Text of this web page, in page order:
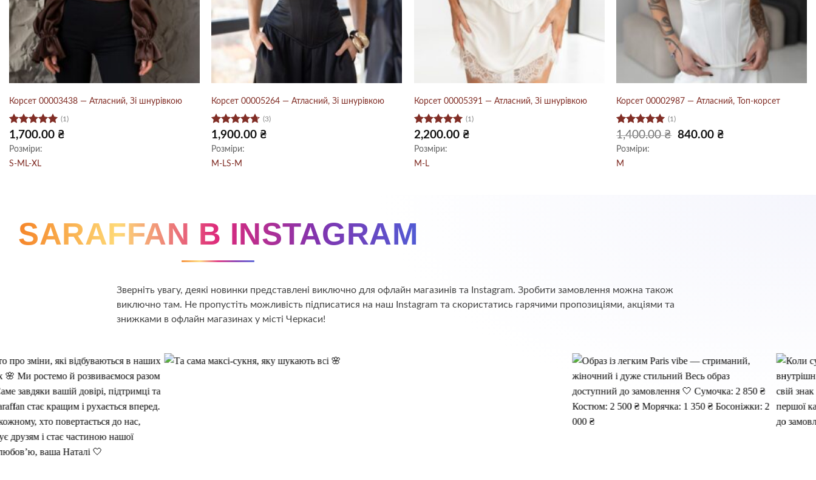
Корсет 00003438 — Атласний, Зі шнурівкою
Оцінено в
з 5
(1)
1,700.00 ₴
Розміри:
S-M L-XL
Корсет 00005264 — Атласний, Зі шнурівкою
Оцінено в
4.67
(3)
1,900.00 ₴
Розміри:
M-LS-M
Корсет 00005391 — Атласний, Зі шнурівкою
Оцінено в
з 5
(1)
2,200.00 ₴
Розміри:
M-L
Корсет 00002987 — Атласний, Топ-корсет
Оцінено в
з 5
(1)
1,400.00₴
Оригінальна
840.00 ₴Поточна
Розміри:
M
SARAFFAN В INSTAGRAM
Зверніть увагу, деякі новинки представлені виключно для офлайн магазинів та Instagram. Зробити замовлення можна також
виключно там. Не пропустіть можливість підписатися на наш Instagram та скористатись гарячими пропозиціями, акціями та
знижками в офлайн магазинах у місті Черкаси!